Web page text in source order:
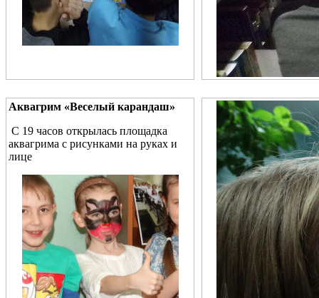
Аквагрим «Веселый карандаш»
С 19 часов открылась площадка
аквагрима с рисунками на руках и
лице